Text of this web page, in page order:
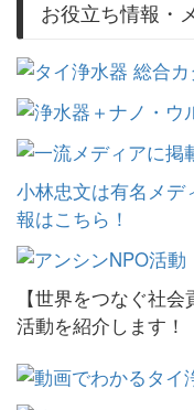
お役立ち情報・
小林忠文は有名メ
報はこちら！
【世界をつなぐ社
活動を紹介します！